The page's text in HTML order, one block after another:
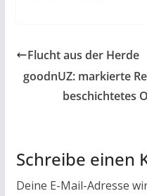
b
o
o
er s
A
p
Flucht aus der Herde
goodnUZ: markierte
beschichtetes
Schreibe einen
Deine E-Mail-Adresse